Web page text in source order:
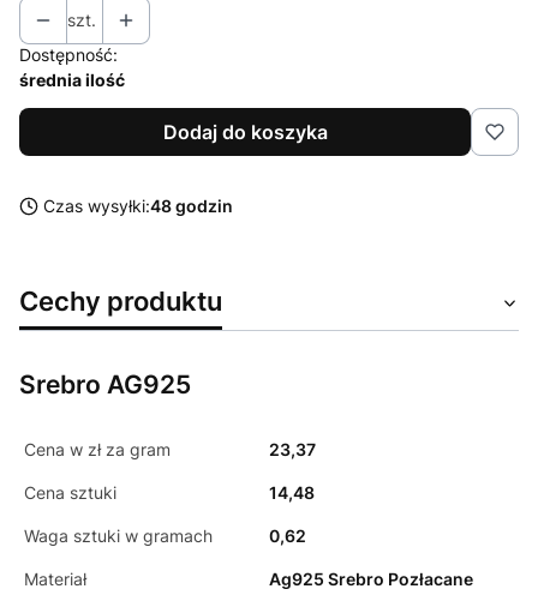
szt.
Dostępność:
średnia ilość
Dodaj do koszyka
Czas wysyłki:48 godzin
Cechy produktu
Srebro AG925
Cena w zł za gram 23,37
Cena sztuki 14,48
Waga sztuki w gramach 0,62
Materiał Ag925 Srebro Pozłacane